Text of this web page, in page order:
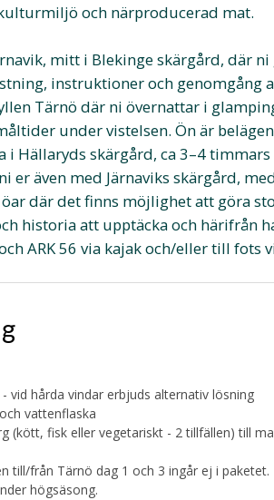
och närproducerad mat.
mitt i Blekinge skärgård, där
instruktioner och genomgång
Tärnö där ni övernattar i
under vistelsen. Ön är
i Hällaryds skärgård, ca 3–4
er även med Järnaviks skärgård,
där det finns möjlighet att göra
historia att upptäcka och härifrån
ARK 56 via kajak och/eller till fots
- vid hårda vindar erbjuds alternativ lösning
vattenflaska
(kött, fisk eller vegetariskt - 2 tillfällen) till
till/från Tärnö dag 1 och 3 ingår ej i
högsäsong.